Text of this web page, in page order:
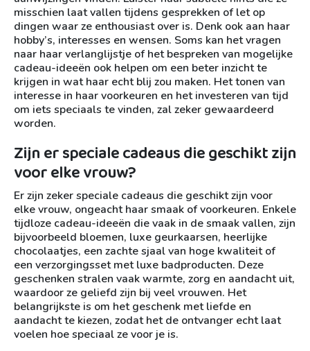
misschien laat vallen tijdens gesprekken of let op
dingen waar ze enthousiast over is. Denk ook aan haar
hobby’s, interesses en wensen. Soms kan het vragen
naar haar verlanglijstje of het bespreken van mogelijke
cadeau-ideeën ook helpen om een beter inzicht te
krijgen in wat haar echt blij zou maken. Het tonen van
interesse in haar voorkeuren en het investeren van tijd
om iets speciaals te vinden, zal zeker gewaardeerd
worden.
Zijn er speciale cadeaus die geschikt zijn
voor elke vrouw?
Er zijn zeker speciale cadeaus die geschikt zijn voor
elke vrouw, ongeacht haar smaak of voorkeuren. Enkele
tijdloze cadeau-ideeën die vaak in de smaak vallen, zijn
bijvoorbeeld bloemen, luxe geurkaarsen, heerlijke
chocolaatjes, een zachte sjaal van hoge kwaliteit of
een verzorgingsset met luxe badproducten. Deze
geschenken stralen vaak warmte, zorg en aandacht uit,
waardoor ze geliefd zijn bij veel vrouwen. Het
belangrijkste is om het geschenk met liefde en
aandacht te kiezen, zodat het de ontvanger echt laat
voelen hoe speciaal ze voor je is.